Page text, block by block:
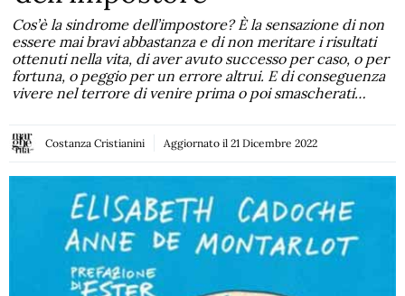
Cos’è la sindrome dell’impostore? È la sensazione di non
essere mai bravi abbastanza e di non meritare i risultati
ottenuti nella vita, di aver avuto successo per caso, o per
fortuna, o peggio per un errore altrui. E di conseguenza
vivere nel terrore di venire prima o poi smascherati…
Costanza Cristianini Aggiornato il 21 Dicembre 2022